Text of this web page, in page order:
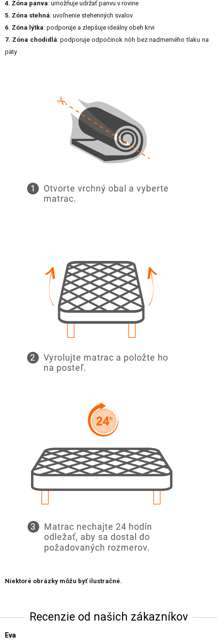
4. Zóna panva: umožňuje udržať panvu v rovine
5. Zóna stehná: uvoľnenie stehenných svalov
6. Zóna lýtka: podporuje a zlepšuje ideálny obeh krvi
7. Zóna chodidlá: podporuje odpočinok nôh bez nadmerného tlaku na
päty
Niektoré obrázky môžu byť ilustračné.
Recenzie od našich zákazníkov
Eva